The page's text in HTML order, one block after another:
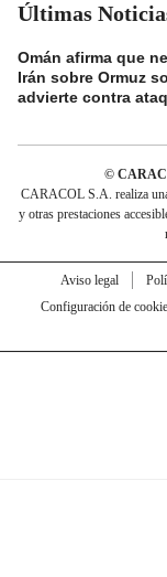
Últimas
Omán afirma que
Irán sobre Ormuz
advierte contra
©
CARACOL S.A. realiza
y otras prestaciones
Aviso legal
Configuración de